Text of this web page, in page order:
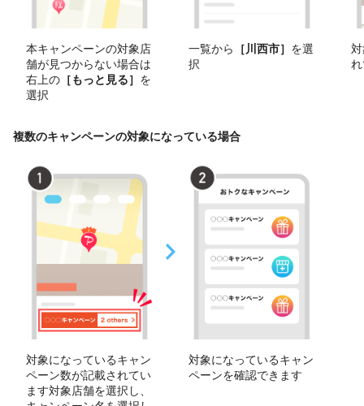
本キャンペーンの対象店
舗が見つからない場合は
右上の ［もっと見る］ を
選択
一覧から ［川西市］ を選
択
複数のキャンペーンの対象になっている場合
対象になっているキャン
ペーン数が記載されてい
ます対象店舗を選択し、
対象になっているキャン
ペーンを確認できます